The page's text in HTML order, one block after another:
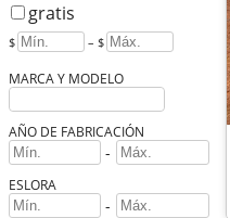
gratis
$ – $
MARCA Y MODELO
AÑO DE FABRICACIÓN
-
ESLORA
-